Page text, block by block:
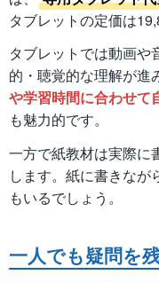
タブレットの定価は
タブレットでは動画や
的・聴覚的な理解が進
や学習時間に合わせて
も魅力的です。
一方で紙教材は実際に
します。紙に書きな
もいるでしょう。
一人でも疑問を